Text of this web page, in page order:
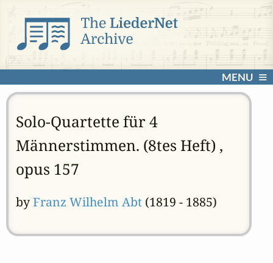
MENU
Solo-Quartette für 4
Männerstimmen. (8tes Heft) ,
opus 157
byFranz Wilhelm Abt(1819 - 1885)